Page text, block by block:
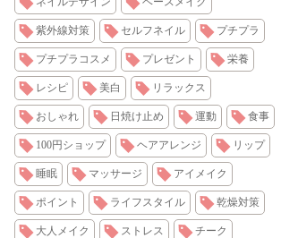
紫外線対策 セルフネイル プチプラ
プチプラコスメ プレゼント 栄養
レシピ 美白 リラックス
おしゃれ 日焼け止め 運動 食事
100円ショップ ヘアアレンジ リップ
睡眠 マッサージ アイメイク
ポイント ライフスタイル 乾燥対策
大人メイク ストレス チーク